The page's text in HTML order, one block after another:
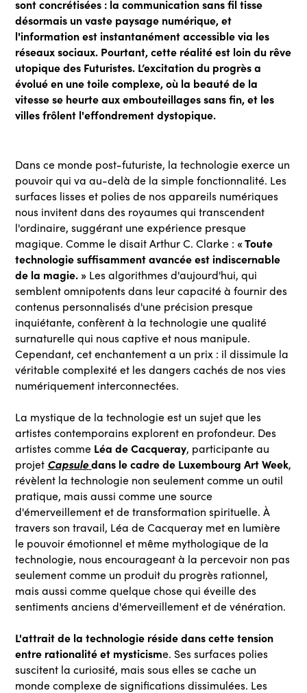
sont concrétisées : la communication sans fil tisse
désormais un vaste paysage numérique, et
l'information est instantanément accessible via les
réseaux sociaux. Pourtant, cette réalité est loin du rêve
utopique des Futuristes. L’excitation du progrès a
évolué en une toile complexe, où la beauté de la
vitesse se heurte aux embouteillages sans fin, et les
villes frôlent l'effondrement dystopique.
Dans ce monde post-futuriste, la technologie exerce un
pouvoir qui va au-delà de la simple fonctionnalité. Les
surfaces lisses et polies de nos appareils numériques
nous invitent dans des royaumes qui transcendent
l'ordinaire, suggérant une expérience presque
magique. Comme le disait Arthur C. Clarke :« Toute
technologie suffisamment avancée est indiscernable
de la magie. » Les algorithmes d'aujourd'hui, qui
semblent omnipotents dans leur capacité à fournir des
contenus personnalisés d'une précision presque
inquiétante, confèrent à la technologie une qualité
surnaturelle qui nous captive et nous manipule.
Cependant, cet enchantement a un prix : il dissimule la
véritable complexité et les dangers cachés de nos vies
numériquement interconnectées.
La mystique de la technologie est un sujet que les
artistes contemporains explorent en profondeur. Des
artistes comme Léa de Cacqueray, participante au
projet Capsuledans le cadre de Luxembourg Art Week,
révèlent la technologie non seulement comme un outil
pratique, mais aussi comme une source
d'émerveillement et de transformation spirituelle. À
travers son travail, Léa de Cacqueray met en lumière
le pouvoir émotionnel et même mythologique de la
technologie, nous encourageant à la percevoir non pas
seulement comme un produit du progrès rationnel,
mais aussi comme quelque chose qui éveille des
sentiments anciens d'émerveillement et de vénération.
L'attrait de la technologie réside dans cette tension
entre rationalité et mysticisme. Ses surfaces polies
suscitent la curiosité, mais sous elles se cache un
monde complexe de significations dissimulées. Les